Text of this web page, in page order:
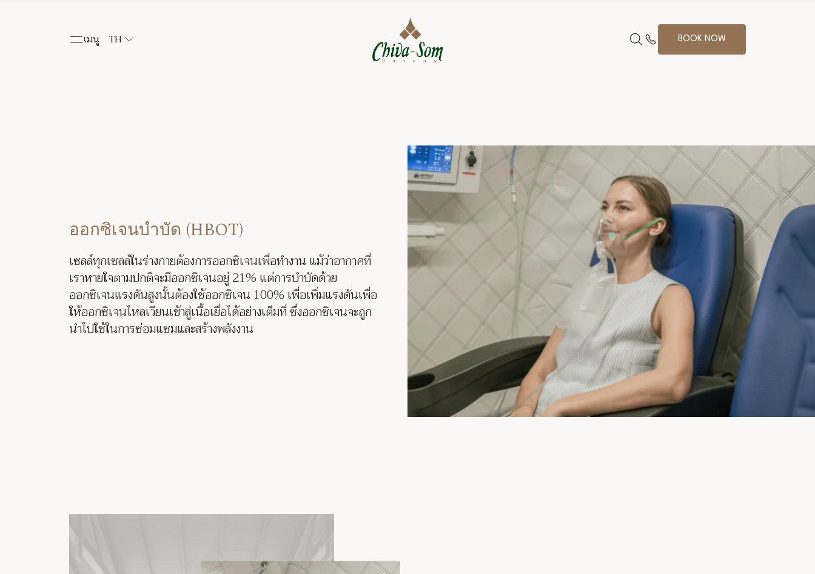
เมนู TH BOOK NOW
​​ออกซิเจนบำบัด​ (HBOT)
เซลล์ทุกเซลล์ในร่างกายต้องการออกซิเจนเพื่อทำงาน แม้ว่าอากาศที่
เราหายใจตามปกติจะมีออกซิเจนอยู่ 21% แต่การบำบัดด้วย
ออกซิเจนแรงดันสูงนั้นต้องใช้ออกซิเจน 100% เพื่อเพิ่มแรงดันเพื่อ
ให้ออกซิเจนไหลเวียนเข้าสู่เนื้อเยื่อได้อย่างเต็มที่ ซึ่งออกซิเจนจะถูก
นำไปใช้ในการซ่อมแซมและสร้างพลังงาน